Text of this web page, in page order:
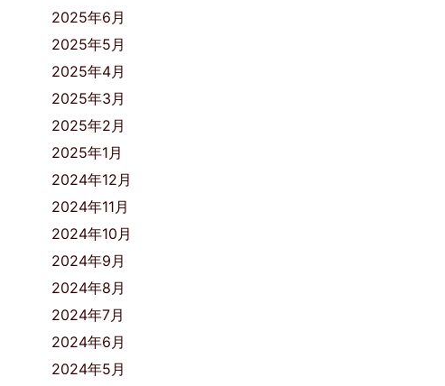
2025年6月
2025年5月
2025年4月
2025年3月
2025年2月
2025年1月
2024年12月
2024年11月
2024年10月
2024年9月
2024年8月
2024年7月
2024年6月
2024年5月